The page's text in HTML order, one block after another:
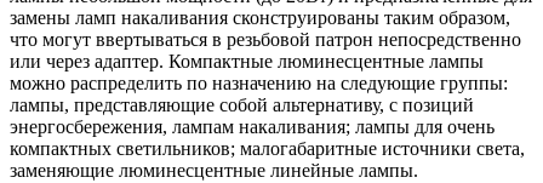
замены ламп накаливания сконструированы таким образом,
что могут ввертываться в резьбовой патрон непосредственно
или через адаптер. Компактные люминесцентные лампы
можно распределить по назначению на следующие группы:
лампы, представляющие собой альтернативу, с позиций
энергосбережения, лампам накаливания; лампы для очень
компактных светильников; малогабаритные источники света,
заменяющие люминесцентные линейные лампы.